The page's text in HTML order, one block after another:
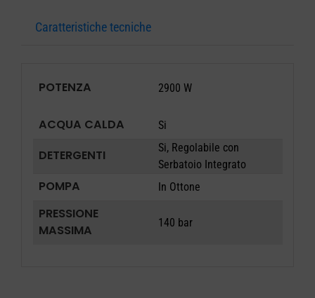
Caratteristiche tecniche
POTENZA 2900 W
ACQUA CALDA Si
DETERGENTI
Si, Regolabile con
Serbatoio Integrato
POMPA In Ottone
PRESSIONE
MASSIMA
140 bar